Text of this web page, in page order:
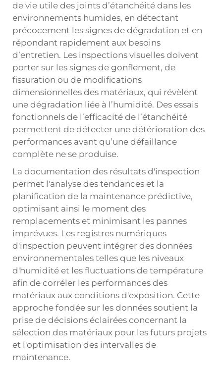
de vie utile des joints d’étanchéité dans les
environnements humides, en détectant
précocement les signes de dégradation et en
répondant rapidement aux besoins
d’entretien. Les inspections visuelles doivent
porter sur les signes de gonflement, de
fissuration ou de modifications
dimensionnelles des matériaux, qui révèlent
une dégradation liée à l’humidité. Des essais
fonctionnels de l’efficacité de l’étanchéité
permettent de détecter une détérioration des
performances avant qu’une défaillance
complète ne se produise.
La documentation des résultats d'inspection
permet l'analyse des tendances et la
planification de la maintenance prédictive,
optimisant ainsi le moment des
remplacements et minimisant les pannes
imprévues. Les registres numériques
d'inspection peuvent intégrer des données
environnementales telles que les niveaux
d'humidité et les fluctuations de température
afin de corréler les performances des
matériaux aux conditions d'exposition. Cette
approche fondée sur les données soutient la
prise de décisions éclairées concernant la
sélection des matériaux pour les futurs projets
et l'optimisation des intervalles de
maintenance.